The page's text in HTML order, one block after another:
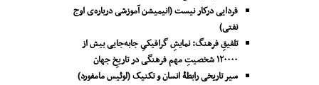
فردایی درکار نیست (انیمیشن آموزشی درباره‌ی اوج
نفتی)
تلفیقِ فرهنگ: نمایشِ گرافیکیِ جا‌به‌جایی بیش از
۱۲۰۰۰۰ شخصیتِ مهم فرهنگی در تاریخِ جهان
سیر تاریخی رابطۀ انسان و تکنیک (لوئیس مامفورد)